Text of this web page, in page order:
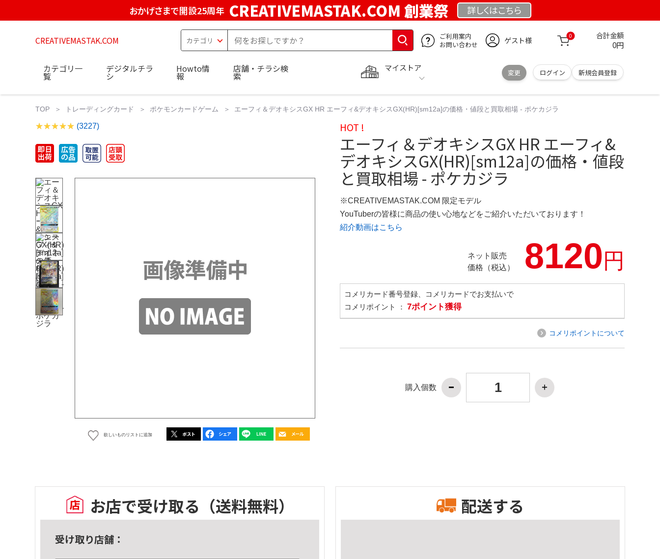
おかげさまで開設25周年 CREATIVEMASTAK.COM 創業祭 詳しくはこちら
CREATIVEMASTAK.COM
ご利用案内
お問い合わせ
ゲスト様 0 合計金額
0円
マイストア
変更 ログイン 新規会員登録
カテゴリ一
覧
デジタルチラ
シ
Howto情
報
店舗・チラシ検
索
TOP トレーディングカード ポケモンカードゲーム エーフィ＆デオキシスGX HR エーフィ&デオキシスGX(HR)[sm12a]の価格・値段と買取相場 - ポケカジラ
(3227)
欲しいものリストに追加
HOT !
エーフィ＆デオキシスGX HR エーフィ&
デオキシスGX(HR)[sm12a]の価格・値段
と買取相場 - ポケカジラ
※CREATIVEMASTAK.COM 限定モデル
YouTuberの皆様に商品の使い心地などをご紹介いただいております！
紹介動画はこちら
ネット販売
価格（税込）
8120円
コメリカード番号登録、コメリカードでお支払いで
コメリポイント ： 7ポイント獲得
コメリポイントについて
購入個数
お店で受け取る （送料無料）
受け取り店舗：
配送する